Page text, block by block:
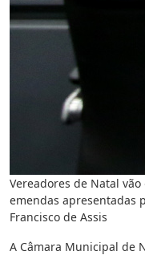
Vereadores de Natal
emendas apresentadas
Francisco de Assis
A Câmara Municipal de